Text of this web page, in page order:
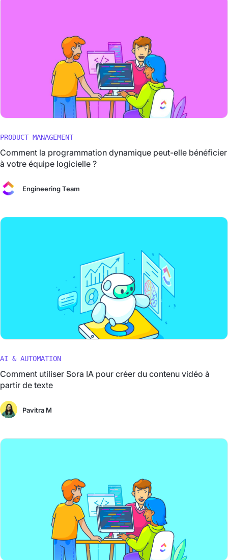
PRODUCT MANAGEMENT
Comment la programmation dynamique peut-elle bénéficier
à votre équipe logicielle ?
Engineering Team
AI & AUTOMATION
Comment utiliser Sora IA pour créer du contenu vidéo à
partir de texte
Pavitra M